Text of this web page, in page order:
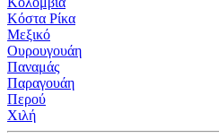
Κόστα Ρίκα
Μεξικό
Ουρουγουάη
Παναμάς
Παραγουάη
Περού
Χιλή